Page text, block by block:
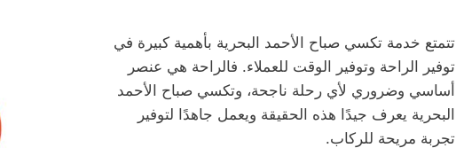
تتمتع خدمة تكسي صباح الأحمد البحرية بأهمية كبيرة في
توفير الراحة وتوفير الوقت للعملاء. فالراحة هي عنصر
أساسي وضروري لأي رحلة ناجحة، وتكسي صباح الأحمد
البحرية يعرف جيدًا هذه الحقيقة ويعمل جاهدًا لتوفير
تجربة مريحة للركاب.